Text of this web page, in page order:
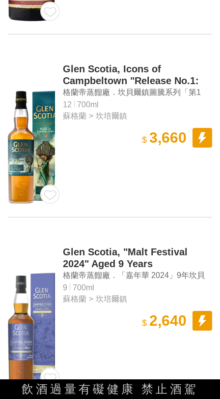
Glen Scotia, Icons of
Campbeltown "Release No.1:
The Mermaid" Aged 12 Years
Campbeltown Single Malt
Scotch Whisky
格蘭帝蒸餾廠．坎貝爾鎮圖騰系列「第1
版：美人魚」12年 坎貝爾鎮 單一麥芽蘇格
蘭威士忌
12
700ml
蘇格蘭 > 坎培爾鎮
$ 3,660
Glen Scotia, "Malt Festival
2024" Aged 9 Years
Campbeltown Single Malt
Scotch Whisky
格蘭帝蒸餾廠．「嘉年華 2024」9年坎貝
爾鎮 單一麥芽蘇格蘭威士忌
9
700ml
蘇格蘭 > 坎培爾鎮
$ 2,640
飲酒過量有礙健康 禁止酒駕